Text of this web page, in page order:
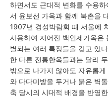
하면서도 근대적 변화를 수용
서 윤보선 가옥과 함께 북촌을
1907년 경성박람회 때 서울에
사용하여 지어진 백인제가옥은
별되는 여러 특징들을 갖고 있
한 다른 전통한옥들과는 달리
밖으로 나가지 않아도 자유롭
와 다다미방을 두거나 붉은 벽
축 당시의 시대적 배경을 반영